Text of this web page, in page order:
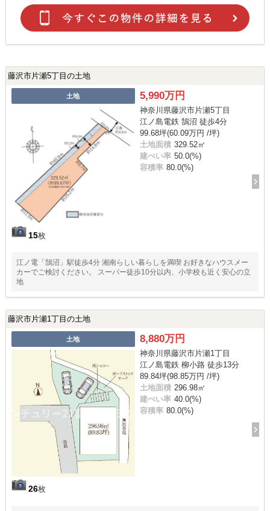
藤沢市片瀬5丁目の土地
土地
15枚
5,990万円
神奈川県藤沢市片瀬5丁目
江ノ島電鉄 鵠沼 徒歩4分
99.68坪(60.09万円 /坪)
土地面積 329.52㎡
建ぺい率 50.0(%)
容積率 80.0(%)
江ノ電「鵠沼」駅徒歩4分 湘南らしい暮らしを満喫 お好きなハウスメー
カーでご検討ください。 スーパー徒歩10分以内、小学校も近く安心の立
地
藤沢市片瀬1丁目の土地
土地
26枚
8,880万円
神奈川県藤沢市片瀬1丁目
江ノ島電鉄 柳小路 徒歩13分
89.84坪(98.85万円 /坪)
土地面積 296.98㎡
建ぺい率 40.0(%)
容積率 80.0(%)